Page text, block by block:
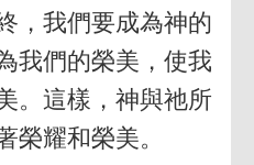
，我們要成為神的
我們的榮美，使我
。這樣，神與祂所
榮耀和榮美。